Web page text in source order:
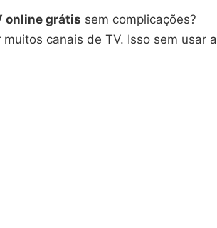
online grátis sem complicações?
canais de TV. Isso sem usar a